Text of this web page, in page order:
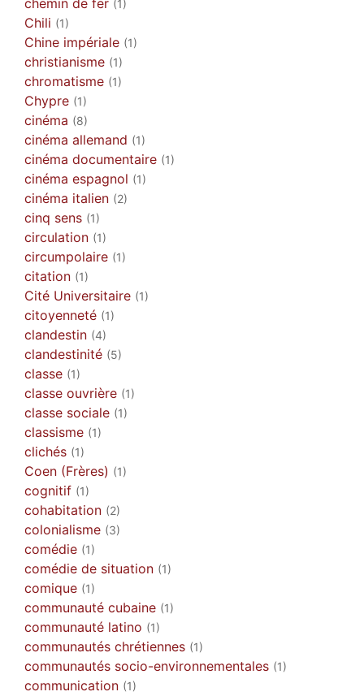
chemin de fer (1)
Chili (1)
Chine impériale (1)
christianisme (1)
chromatisme (1)
Chypre (1)
cinéma (8)
cinéma allemand (1)
cinéma documentaire (1)
cinéma espagnol (1)
cinéma italien (2)
cinq sens (1)
circulation (1)
circumpolaire (1)
citation (1)
Cité Universitaire (1)
citoyenneté (1)
clandestin (4)
clandestinité (5)
classe (1)
classe ouvrière (1)
classe sociale (1)
classisme (1)
clichés (1)
Coen (Frères) (1)
cognitif (1)
cohabitation (2)
colonialisme (3)
comédie (1)
comédie de situation (1)
comique (1)
communauté cubaine (1)
communauté latino (1)
communautés chrétiennes (1)
communautés socio-environnementales (1)
communication (1)